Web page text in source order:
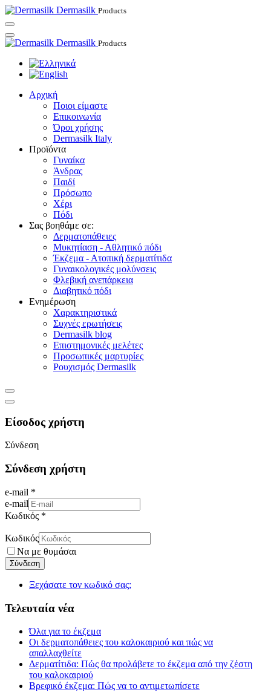
Dermasilk Products
Dermasilk Products
Αρχική
Ποιοι είμαστε
Επικοινωνία
Όροι χρήσης
Dermasilk Italy
Προϊόντα
Γυναίκα
Άνδρας
Παιδί
Πρόσωπο
Χέρι
Πόδι
Σας βοηθάμε σε:
Δερματοπάθειες
Μυκητίαση - Αθλητικό πόδι
Έκζεμα - Ατοπική δερματίτιδα
Γυναικολογικές μολύνσεις
Φλεβική ανεπάρκεια
Διαβητικό πόδι
Ενημέρωση
Χαρακτηριστικά
Συχνές ερωτήσεις
Dermasilk blog
Επιστημονικές μελέτες
Προσωπικές μαρτυρίες
Ρουχισμός Dermasilk
Είσοδος χρήστη
Σύνδεση
Σύνδεση χρήστη
e-mail *
e-mail
Κωδικός *
Κωδικός
Να με θυμάσαι
Ξεχάσατε τον κωδικό σας;
Τελευταία νέα
Όλα για το έκζεμα
Οι δερματοπάθειες του καλοκαιριού και πώς να
απαλλαχθείτε
Δερματίτιδα: Πώς θα προλάβετε το έκζεμα από την ζέστη
του καλοκαιριού
Βρεφικό έκζεμα: Πώς να το αντιμετωπίσετε